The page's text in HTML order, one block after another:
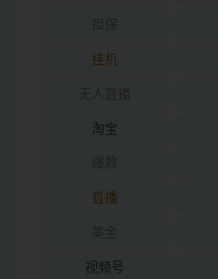
挂机
淘宝
直播
视频号